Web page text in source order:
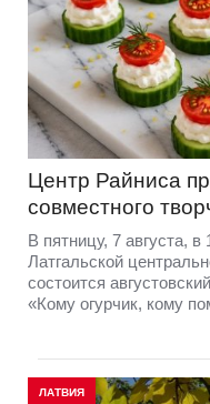
Центр Райниса
совместного
В пятницу, 7 августа,
Латгальской
состоится
«Кому огурчик, кому
ЛАТВИЯ